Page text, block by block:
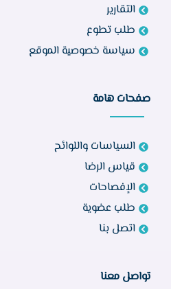
التقارير
طلب تطوع
سياسة خصوصية الموقع
صفحات هامة
السياسات واللوائح
قياس الرضا
الإفصاحات
طلب عضوية
اتصل بنا
تواصل معنا